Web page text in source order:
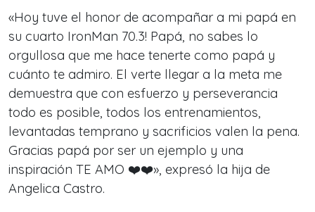
«Hoy tuve el honor de acompañar a mi papá en
su cuarto IronMan 70.3! Papá, no sabes lo
orgullosa que me hace tenerte como papá y
cuánto te admiro. El verte llegar a la meta me
demuestra que con esfuerzo y perseverancia
todo es posible, todos los entrenamientos,
levantadas temprano y sacrificios valen la pena.
Gracias papá por ser un ejemplo y una
inspiración TE AMO ❤️❤️», expresó la hija de
Angelica Castro.